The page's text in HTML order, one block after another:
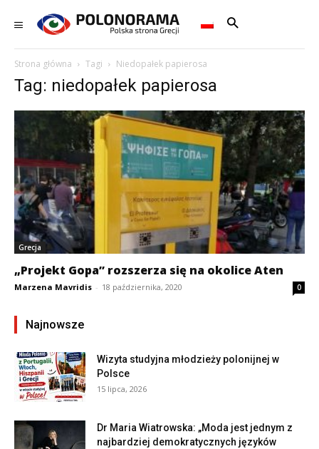
Strona główna Tagi Niedopałek papierosa
Tag: niedopałek papierosa
Grecja
„Projekt Gopa” rozszerza się na okolice Aten
Marzena Mavridis - 18 października, 2020 0
Najnowsze
Wizyta studyjna młodzieży polonijnej w
Polsce
15 lipca, 2026
Dr Maria Wiatrowska: „Moda jest jednym z
najbardziej demokratycznych języków